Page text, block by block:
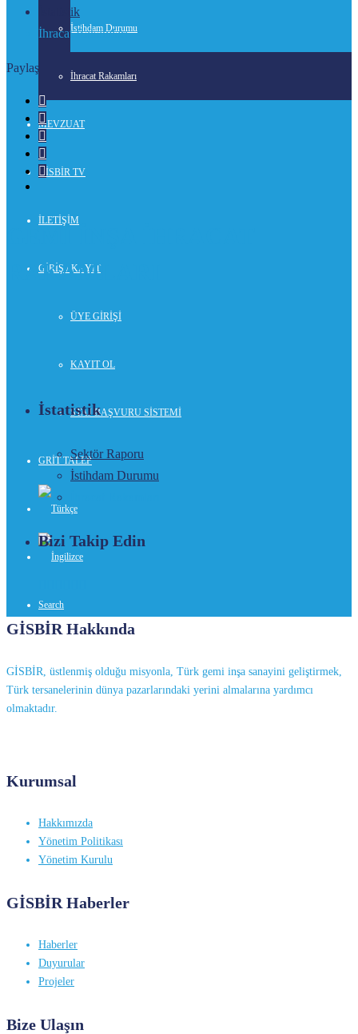
İstihdam Durumu
İhracat Rakamları
MEVZUAT
GİSBİR TV
İLETİŞİM
GİRİŞ / KAYIT
ÜYE GİRİŞİ
KAYIT OL
STAJ BAŞVURU SİSTEMİ
GRİT TALEP
Search
İstatistik
İhracat Rakamları
Paylaş





RAKAMLARI
İstatistik
Sektör Raporu
İstihdam Durumu
Bizi Takip Edin
GİSBİR Hakkında
GİSBİR, üstlenmiş olduğu misyonla, Türk gemi inşa sanayini geliştirmek,
Türk tersanelerinin dünya pazarlarındaki yerini almalarına yardımcı
olmaktadır.
Kurumsal
Hakkımızda
Yönetim Politikası
Yönetim Kurulu
GİSBİR Haberler
Haberler
Duyurular
Projeler
Bize Ulaşın